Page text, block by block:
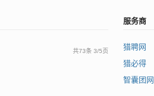
共73条 3/5页
服务商
猎聘网
猎必得
智囊团网